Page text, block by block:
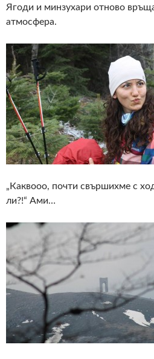
Ягоди и минзухари отново
атмосфера.
„Каквооо, почти свършихме с
ли?!“ Ами…